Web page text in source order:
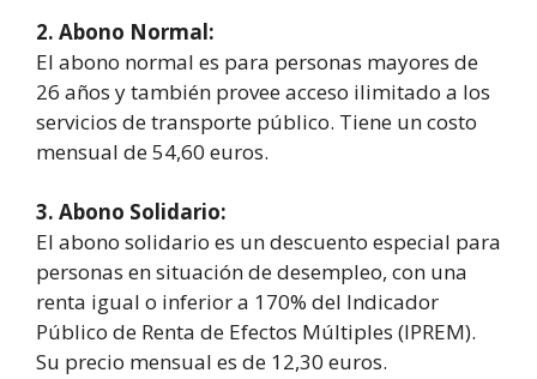
2. Abono Normal:
El abono normal es para personas mayores de
26 años y también provee acceso ilimitado a los
servicios de transporte público. Tiene un costo
mensual de 54,60 euros.
3. Abono Solidario:
El abono solidario es un descuento especial para
personas en situación de desempleo, con una
renta igual o inferior a 170% del Indicador
Público de Renta de Efectos Múltiples (IPREM).
Su precio mensual es de 12,30 euros.